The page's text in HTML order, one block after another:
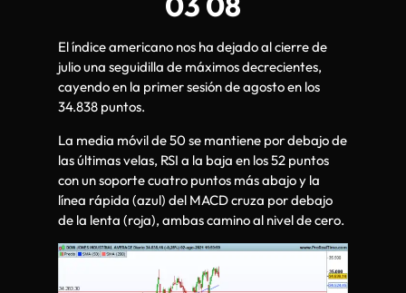
El índice americano nos ha dejado al cierre de
julio una seguidilla de máximos decrecientes,
cayendo en la primer sesión de agosto en los
34.838 puntos.
La media móvil de 50 se mantiene por debajo de
las últimas velas, RSI a la baja en los 52 puntos
con un soporte cuatro puntos más abajo y la
línea rápida (azul) del MACD cruza por debajo
de la lenta (roja), ambas camino al nivel de cero.